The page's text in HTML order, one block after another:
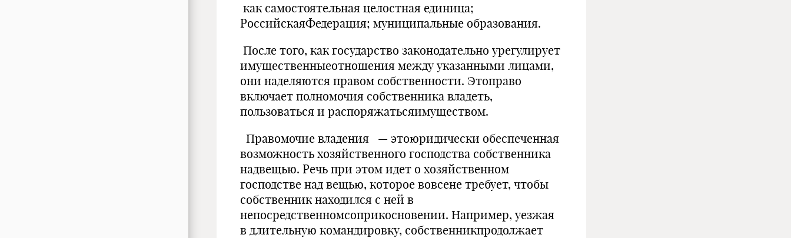
как самостоятельная целостная единица;
РоссийскаяФедерация; муниципальные образования.
После того, как государство законодательно урегулирует
имущественныеотношения между указанными лицами,
они наделяются правом собственности. Этоправо
включает полномочия собственника владеть,
пользоваться и распоряжатьсяимуществом.
Правомочие владения — этоюридически обеспеченная
возможность хо­зяйственного господства собственника
надвещью. Речь при этом идет о хозяйственном
господстве над вещью, которое вовсене требует, чтобы
собственник находился с ней в
непосредственномсоприкосновении. Напри­мер, уезжая
в длительную командировку, собственникпродолжает